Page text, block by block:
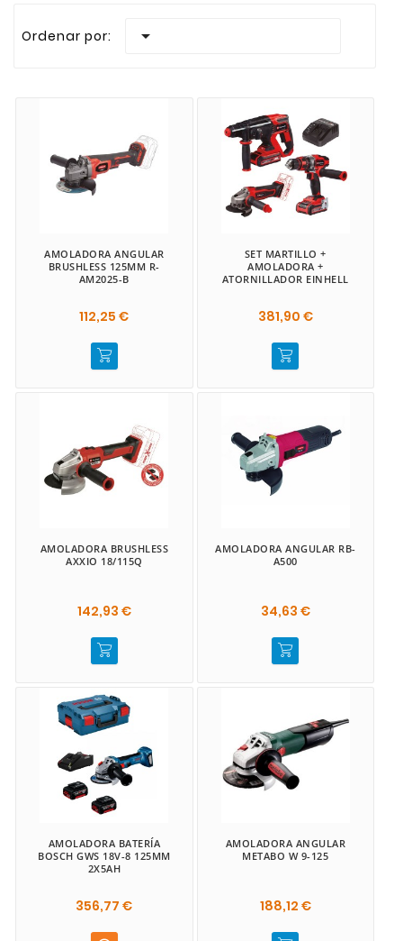
Ordenar por:

AMOLADORA ANGULAR
BRUSHLESS 125MM R-
AM2025-B
112,25 €
SET MARTILLO +
AMOLADORA +
ATORNILLADOR EINHELL
381,90 €
AMOLADORA BRUSHLESS
AXXIO 18/115Q
142,93 €
AMOLADORA ANGULAR RB-
A500
34,63 €
AMOLADORA BATERÍA
BOSCH GWS 18V-8 125MM
2X5AH
356,77 €
AMOLADORA ANGULAR
METABO W 9-125
188,12 €